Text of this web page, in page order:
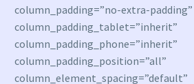
column_padding=”no-extra-padding”
column_padding_tablet=”inherit”
column_padding_phone=”inherit”
column_padding_position=”all”
column_element_spacing=”default”